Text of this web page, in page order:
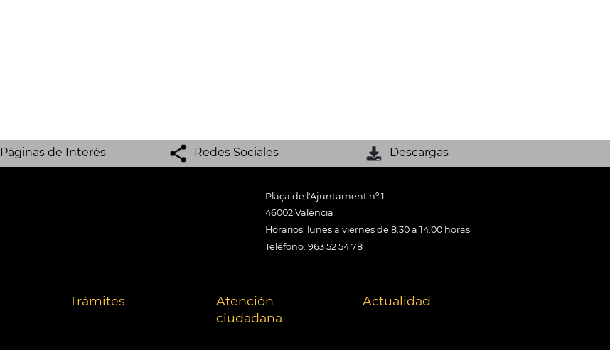
Páginas de Interés Redes Sociales Descargas
Plaça de l'Ajuntament nº 1
46002 València
Horarios: lunes a viernes de 8:30 a 14:00 horas
Teléfono: 963 52 54 78
Trámites
Atención
ciudadana
Actualidad